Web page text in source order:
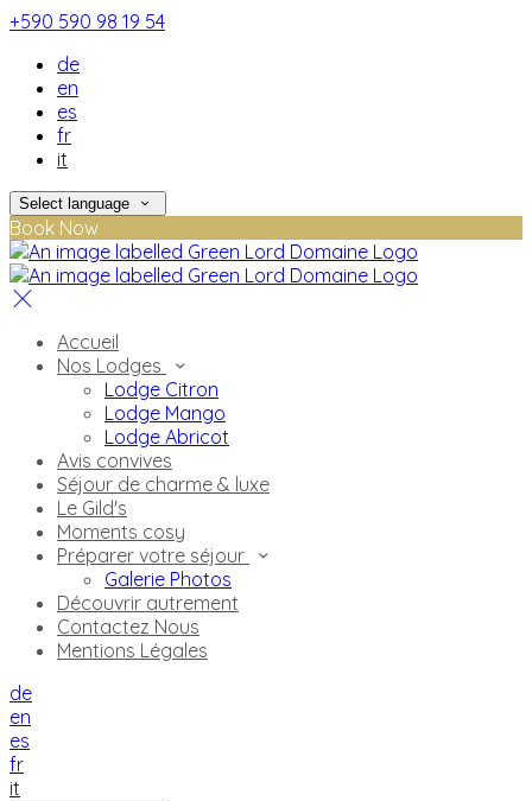
+590 590 98 19 54
de
en
es
fr
it
Select language
Book Now
Accueil
Nos Lodges
Lodge Citron
Lodge Mango
Lodge Abricot
Avis convives
Séjour de charme & luxe
Le Gild's
Moments cosy
Préparer votre séjour
Galerie Photos
Découvrir autrement
Contactez Nous
Mentions Légales
de
en
es
fr
it